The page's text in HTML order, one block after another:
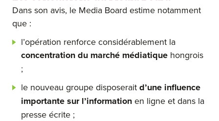
Dans son avis, le Media Board estime notamment
que :
l’opération renforce considérablement la
concentration du marché médiatique hongrois
;
le nouveau groupe disposerait d’une influence
importante sur l’information en ligne et dans la
presse écrite ;